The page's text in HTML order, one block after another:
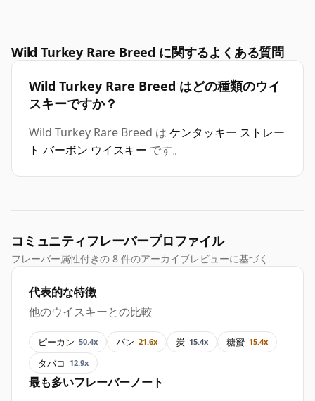
Wild Turkey Rare Breed に関するよくある質問
Wild Turkey Rare Breed はどの種類のウイ
スキーですか？
Wild Turkey Rare Breed は ケンタッキー ストレー
ト バーボン ウイスキー です。
コミュニティフレーバープロファイル
フレーバー属性付きの 8 件のアーカイブレビューに基づく
代表的な特徴
他のウイスキーとの比較
ピーカン 50.4x パン 21.6x 炭 15.4x 糖蜜 15.4x
タバコ 12.9x
最も多いフレーバーノート